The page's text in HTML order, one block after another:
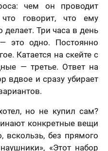
чем он проводит
говорит, что ему
делает. Три часа в день
это одно. Постоянно
Катается на скейте с
— третье. Ответ на
вдвое и сразу убирает
но не купил сам?
конкретные вещи
вскользь, без прямого
«Этот набор